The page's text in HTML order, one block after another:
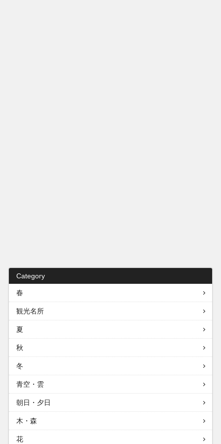
Category
春
観光名所
夏
秋
冬
青空・雲
朝日・夕日
木・森
花